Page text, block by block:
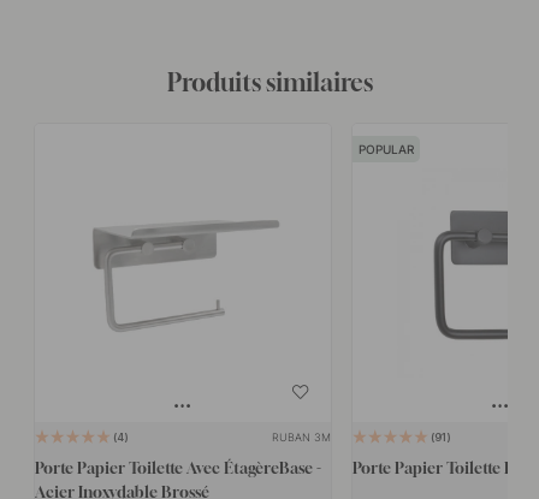
Produits similaires
4 RUBAN 3M
Porte Papier Toilette Avec ÉtagèreBase -
Acier Inoxydable Brossé
POPULAR
91
Porte Papier Toilette